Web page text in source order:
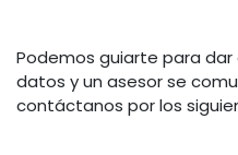
Podemos guiarte para
datos y un asesor se
contáctanos por los